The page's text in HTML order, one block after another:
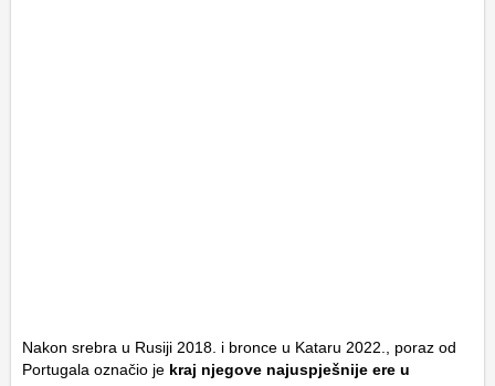
Nakon srebra u Rusiji 2018. i bronce u Kataru 2022., poraz od
Portugala označio je kraj njegove najuspješnije ere u